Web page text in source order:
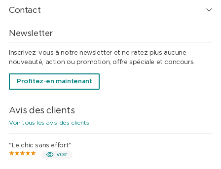
Contact
Newsletter
Inscrivez-vous à notre newsletter et ne ratez plus aucune
nouveauté, action ou promotion, offre spéciale et concours.
Profitez-en maintenant
Avis des clients
Voir tous les avis des clients
"Le chic sans effort"
voir